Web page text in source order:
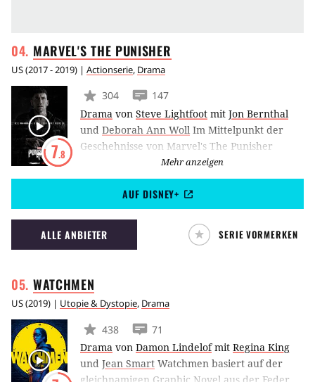
MARVEL'S THE PUNISHER
US(2017 - 2019) | Actionserie, Drama
7.8
304
147
Drama von Steve Lightfoot mit Jon Bernthal
und Deborah Ann Woll Im Mittelpunkt der
Geschehnisse von Marvel's The Punisher
befindet sich der von Jon Bernthal
verkörperte Frank Castle, besser bekannt als
titelgebender Punisher. Diesem wurden die
wichtigsten Dinge seines Lebens genommen.
Nun befindet er sich auf dem Pfad der
Vergeltung, den er bereits im Rahmen der 2.
Mehr anzeigen
AUF DISNEY+
ALLE ANBIETER SERIE VORMERKEN
WATCHMEN
US(2019) | Utopie & Dystopie, Drama
438
71
Drama von Damon Lindelofmit Regina King
und Jean Smart Watchmen basiert auf der